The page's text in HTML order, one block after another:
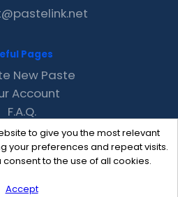
to give you the most relevant
your preferences and repeat visits.
consent to the use of all cookies.
Accept
Pages
New Paste
Account
F.A.Q.
Recent